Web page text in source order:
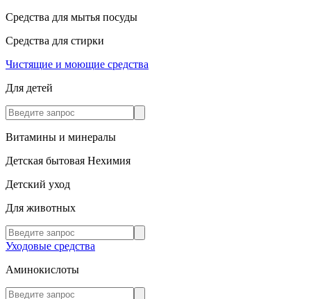
Средства для мытья посуды
Средства для стирки
Чистящие и моющие средства
Для детей
Витамины и минералы
Детская бытовая Нехимия
Детский уход
Для животных
Уходовые средства
Аминокислоты